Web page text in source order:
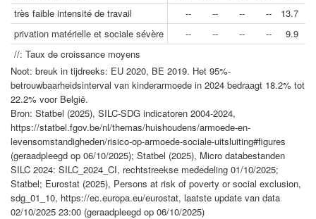
très faible intensité de travail
-- -- -- -- 13.7
privation matérielle et sociale sévère
-- -- -- -- 9.9
//: Taux de croissance moyens
Noot: breuk in tijdreeks: EU 2020, BE 2019. Het 95%-
betrouwbaarheidsinterval van kinderarmoede in 2024 bedraagt 18.2% tot
22.2% voor België.
Bron: Statbel (2025), SILC-SDG indicatoren 2004-2024,
https://statbel.fgov.be/nl/themas/huishoudens/armoede-en-
levensomstandigheden/risico-op-armoede-sociale-uitsluiting#figures
(geraadpleegd op 06/10/2025); Statbel (2025), Micro databestanden
SILC 2024: SILC_2024_CI, rechtstreekse mededeling 01/10/2025;
Statbel; Eurostat (2025), Persons at risk of poverty or social exclusion,
sdg_01_10, https://ec.europa.eu/eurostat, laatste update van data
02/10/2025 23:00 (geraadpleegd op 06/10/2025)